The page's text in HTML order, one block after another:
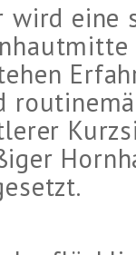
wird eine